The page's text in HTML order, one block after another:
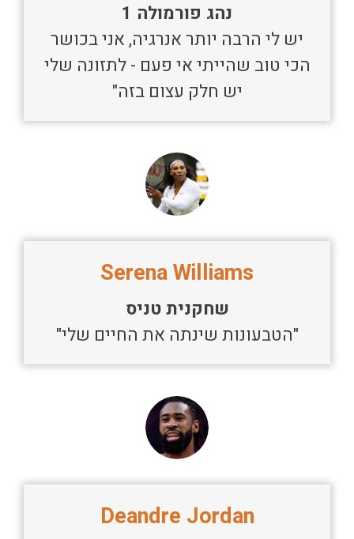
נהג פורמולה 1
יש לי הרבה יותר אנרגיה, אני בכושר
הכי טוב שהייתי אי פעם - לתזונה שלי
יש חלק עצום בזה"
שחקנית טניס
"הטבעונות שינתה את החיים שלי"
Serena Williams
Deandre Jordan